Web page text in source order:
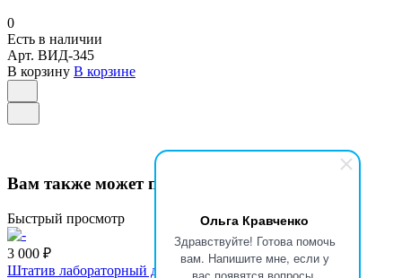
Ольга Кравченко
Здравствуйте! Готова помочь
вам. Напишите мне, если у
0
Есть в наличии
Арт. ВИД-345
В корзину В корзине
Вам также может понравиться
Быстрый просмотр
3 000 ₽
Штатив лабораторный для бюреток (2710), 2-2710-2